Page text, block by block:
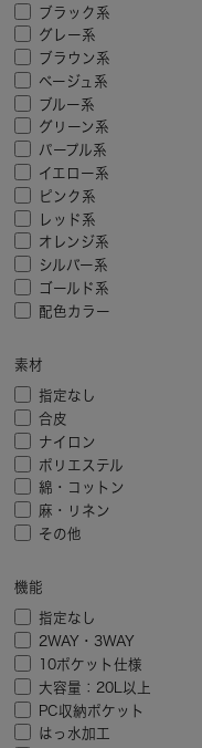
ブラック系
グレー系
ブラウン系
ベージュ系
ブルー系
グリーン系
パープル系
イエロー系
ピンク系
レッド系
オレンジ系
シルバー系
ゴールド系
配色カラー
素材
指定なし
合皮
ナイロン
ポリエステル
綿・コットン
麻・リネン
その他
機能
指定なし
2WAY・3WAY
10ポケット仕様
大容量：20L以上
PC収納ポケット
はっ水加工